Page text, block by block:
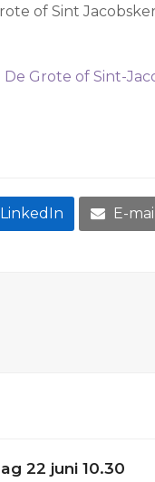
of Sint
Grote of Sint-
LinkedIn E-mail
22 juni 10.30